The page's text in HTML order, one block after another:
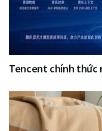
Tencent chính thức